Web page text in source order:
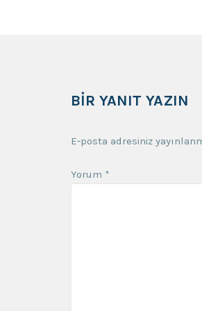
BIR YANIT YAZIN
E-posta adresiniz
Yorum *